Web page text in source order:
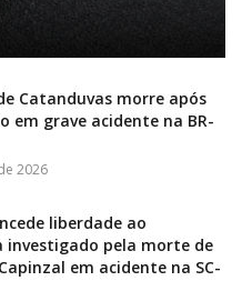
Catanduvas morre após
em grave acidente na BR-
2026
liberdade ao
pela morte de
em acidente na SC-